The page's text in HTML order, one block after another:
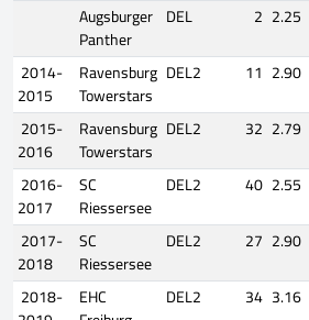
Augsburger
Panther
DEL 2 2.25
2014-
2015
Ravensburg
Towerstars
DEL2 11 2.90
2015-
2016
Ravensburg
Towerstars
DEL2 32 2.79
2016-
2017
SC
Riessersee
DEL2 40 2.55
2017-
2018
SC
Riessersee
DEL2 27 2.90
2018-
EHC
DEL2 34 3.16